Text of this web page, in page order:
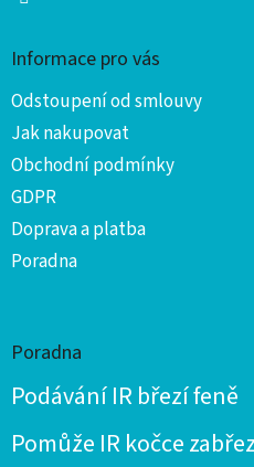
Informace pro vás
Odstoupení od smlouvy
Jak nakupovat
Obchodní podmínky
GDPR
Doprava a platba
Poradna
Poradna
Podávání IR březí feně
Pomůže IR kočce